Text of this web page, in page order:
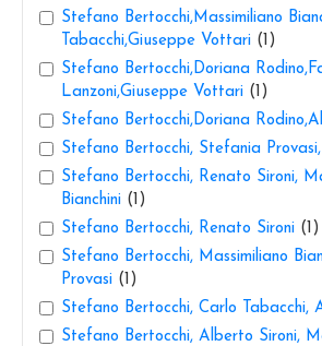
Stefano Bertocchi,Massimiliano
Tabacchi,Giuseppe Vottari (1)
Stefano Bertocchi,Doriana
Lanzoni,Giuseppe Vottari (1)
Stefano Bertocchi,Doriana
Stefano Bertocchi, Stefania
Stefano Bertocchi, Renato Sironi,
Bianchini (1)
Stefano Bertocchi, Renato Sironi (1)
Stefano Bertocchi, Massimiliano
Provasi (1)
Stefano Bertocchi, Carlo Tabacchi,
Stefano Bertocchi, Alberto Sironi,